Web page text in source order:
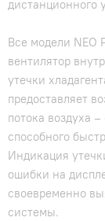
дистанционного
Все модели NEO
вентилятор
утечки
предоставляет
потока воздуха
способного
Индикация
ошибки на
своевременно
системы.